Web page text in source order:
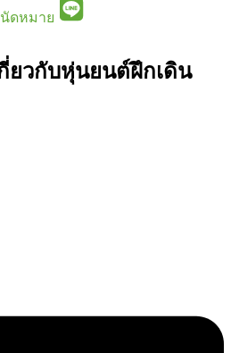
ดหมาย
ยวกับหุ่นยนต์ฝึกเดิน